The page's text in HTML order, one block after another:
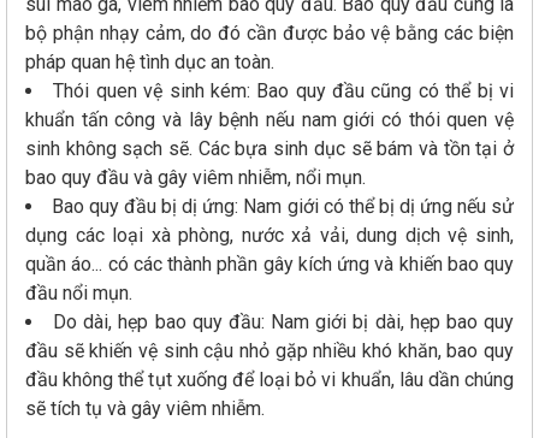
bộ phận nhạy cảm, do đó cần được bảo vệ bằng các biện
pháp quan hệ tình dục an toàn.
Thói quen vệ sinh kém: Bao quy đầu cũng có thể bị vi
khuẩn tấn công và lây bệnh nếu nam giới có thói quen vệ
sinh không sạch sẽ. Các bựa sinh dục sẽ bám và tồn tại ở
bao quy đầu và gây viêm nhiễm, nổi mụn.
Bao quy đầu bị dị ứng: Nam giới có thể bị dị ứng nếu sử
dụng các loại xà phòng, nước xả vải, dung dịch vệ sinh,
quần áo... có các thành phần gây kích ứng và khiến bao quy
đầu nổi mụn.
Do dài, hẹp bao quy đầu: Nam giới bị dài, hẹp bao quy
đầu sẽ khiến vệ sinh cậu nhỏ gặp nhiều khó khăn, bao quy
đầu không thể tụt xuống để loại bỏ vi khuẩn, lâu dần chúng
sẽ tích tụ và gây viêm nhiễm.